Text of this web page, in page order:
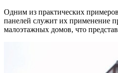
Одним из практических
панелей служит их применение
малоэтажных домов, что